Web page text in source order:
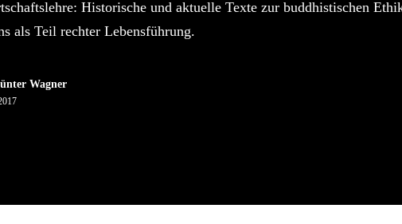
Historische und aktuelle Texte zur buddhistischen
als Teil rechter Lebensführung.
Wagner